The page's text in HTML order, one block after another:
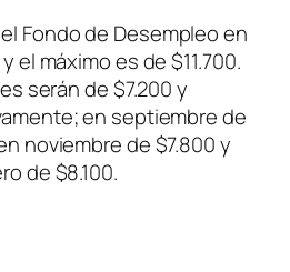
Fondo de Desempleo en
el máximo es de $11.700.
serán de $7.200 y
en septiembre de
noviembre de $7.800 y
de $8.100.